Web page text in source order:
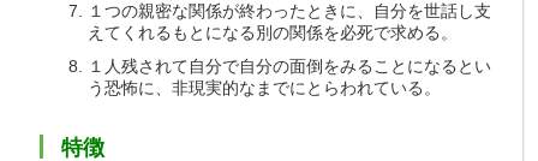
１つの親密な関係が終わったときに、自分を世話し支
えてくれるもとになる別の関係を必死で求める。
１人残されて自分で自分の面倒をみることになるとい
う恐怖に、非現実的なまでにとらわれている。
特徴